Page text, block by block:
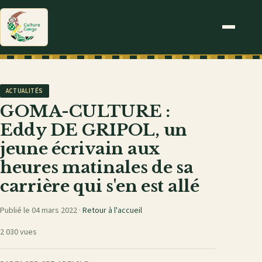
ACTUALITÉS
GOMA-CULTURE :
Eddy DE GRIPOL, un
jeune écrivain aux
heures matinales de sa
carrière qui s'en est allé
Publié le 04 mars 2022 · Retour à l'accueil
2 030 vues